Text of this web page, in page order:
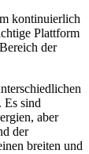
kontinuierlich
Plattform
der
Es sind
aber
der
breiten und